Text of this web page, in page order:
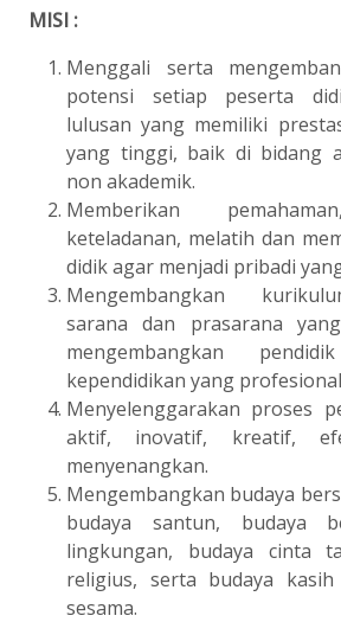
MISI :
Menggali serta
potensi setiap peserta
lulusan yang memiliki
yang tinggi, baik di bidang
non akademik.
Memberikan
keteladanan, melatih dan
didik agar menjadi pribadi
Mengembangkan
sarana dan prasarana
mengembangkan
kependidikan yang
Menyelenggarakan proses
aktif, inovatif, kreatif,
menyenangkan.
Mengembangkan budaya
budaya santun, budaya
lingkungan, budaya cinta
religius, serta budaya
sesama.